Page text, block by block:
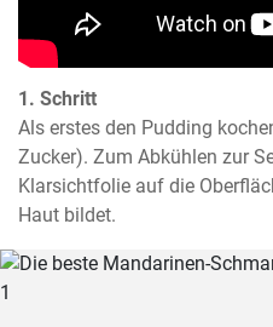
1. Schritt
Als erstes den Pudding
Zucker). Zum Abkühlen zur
Klarsichtfolie auf die
Haut bildet.